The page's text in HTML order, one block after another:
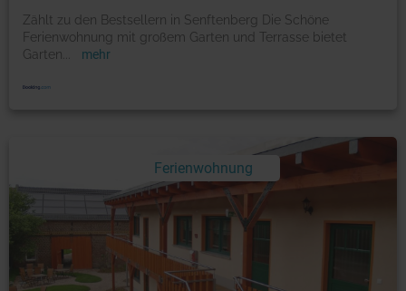
Zählt zu den Bestsellern in Senftenberg Die Schöne
Ferienwohnung mit großem Garten und Terrasse bietet
Garten
mehr
Ferienwohnung